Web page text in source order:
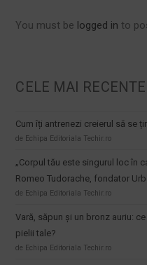
You must be logged in to
CELE MAI
Cum îți antrenezi creierul să se
de Echipa Editoriala Techir.ro
„Corpul tău este singurul loc în
Romeo Tudorache, fondator
de Echipa Editoriala Techir.ro
Vară, săpun și un bronz auriu:
pielii tale?
de Echipa Editoriala Techir.ro